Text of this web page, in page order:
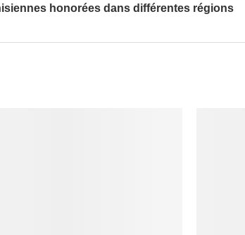
honorées dans différentes régions